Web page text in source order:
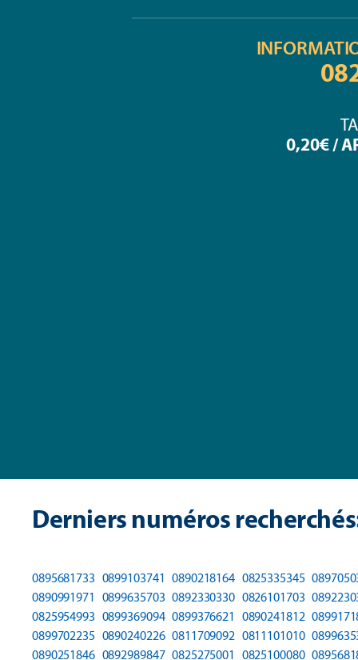
0,20€ /
Derniers numéros
0895681733 0899103741 0890218164 0825335345
0890991971 0899635703 0892330330 0826101703
0825954993 0899369094 0899376621 0890241812
0899702235 0890240226 0811709092 0811101010
0890251846 0892989847 0825275001 0825100080